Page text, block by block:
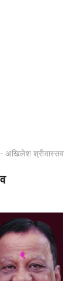
- अखिलेश श्रीवास्तव